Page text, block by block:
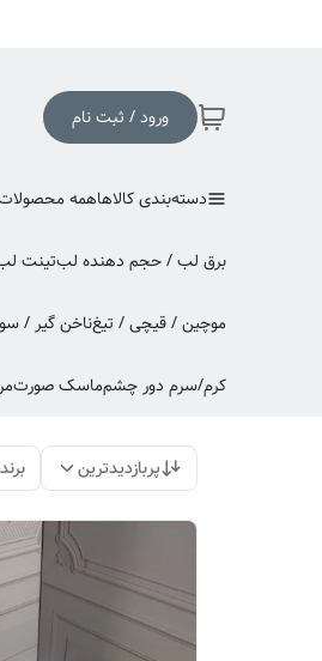
ورود / ثبت نام
دسته‌بندی کالاهاهمه
برق لب / حجم دهنده لبتینت
موچین / قیچی / تیغناخن گیر /
کرم/سرم دور چشمماسک صورت
پربازدیدترین